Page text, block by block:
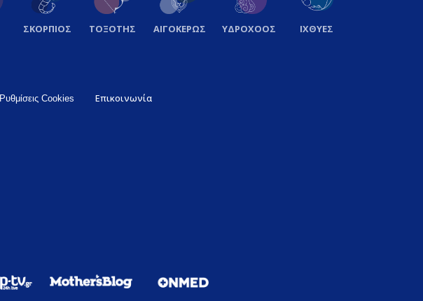
ΣΚΟΡΠΙΟΣ ΤΟΞΟΤΗΣ ΑΙΓΟΚΕΡΩΣ ΥΔΡΟΧΟΟΣ ΙΧΘΥΕΣ
Ρυθμίσεις Cookies Επικοινωνία